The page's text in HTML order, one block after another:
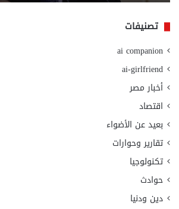
تصنيفات
ai companion
ai-girlfriend
أخبار مصر
اقتصاد
بعيد عن الأضواء
تقارير وحوارات
تكنولوجيا
حوادث
دين ودنيا